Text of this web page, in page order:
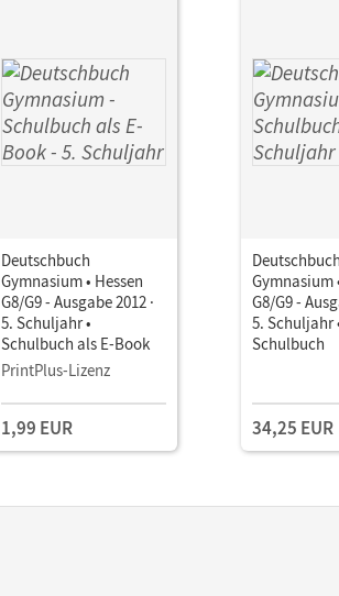
Deutschbuch
Gymnasium • Hessen
G8/G9 - Ausgabe 2012 ·
5. Schuljahr •
Schulbuch als E-Book
PrintPlus-Lizenz
1,99 EUR
Deutschbuch
Gymnasium
G8/G9 -
5. Schuljahr
Schulbuch
34,25 EUR